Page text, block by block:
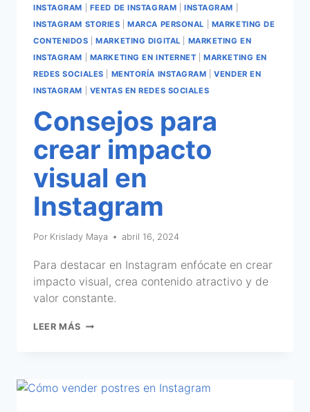
INSTAGRAM FEED DE INSTAGRAM INSTAGRAM
INSTAGRAM STORIES |MARCA PERSONAL
MARKETING DE
CONTENIDOS |MARKETING DIGITAL
MARKETING EN
INSTAGRAM
MARKETING EN INTERNET |MARKETING EN
REDES SOCIALES
MENTORÍA INSTAGRAM |VENDER EN
INSTAGRAM
VENTAS EN REDES SOCIALES
Consejos para
crear impacto
visual en
Instagram
Por Krislady Maya abril 16, 2024
Para destacar en Instagram enfócate en crear
impacto visual, crea contenido atractivo y de
valor constante.
LEER MÁS